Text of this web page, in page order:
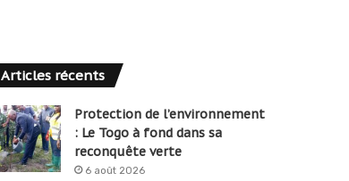
Articles récents
Protection de l’environnement
: Le Togo à fond dans sa
reconquête verte
6 août 2026